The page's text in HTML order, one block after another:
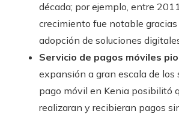
década; por ejemplo, entre
crecimiento fue notable
adopción de soluciones
Servicio de pagos móviles
expansión a gran escala de los
pago móvil en Kenia posibilitó
realizaran y recibieran pagos